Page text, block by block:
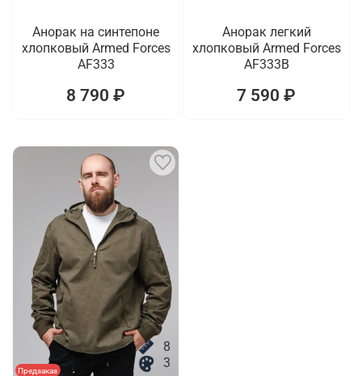
Анорак на синтепоне
хлопковый Armed Forces
AF333
8 790 ₽
Анорак легкий
хлопковый Armed Forces
AF333B
7 590 ₽
Предзаказ
8
3